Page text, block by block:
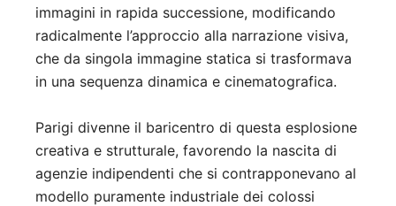
immagini in rapida successione, modificando
radicalmente l’approccio alla narrazione visiva,
che da singola immagine statica si trasformava
in una sequenza dinamica e cinematografica.
Parigi divenne il baricentro di questa esplosione
creativa e strutturale, favorendo la nascita di
agenzie indipendenti che si contrapponevano al
modello puramente industriale dei colossi